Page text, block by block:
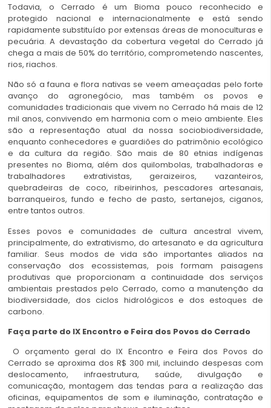
Todavia, o Cerrado é um Bioma pouco reconhecido e
protegido nacional e internacionalmente e está sendo
rapidamente substituído por extensas áreas de monoculturas e
pecuária. A devastação da cobertura vegetal do Cerrado já
chega a mais de 50% do território, comprometendo nascentes,
rios, riachos.
Não só a fauna e flora nativas se veem ameaçadas pelo forte
avanço do agronegócio, mas também os povos e
comunidades tradicionais que vivem no Cerrado há mais de 12
mil anos, convivendo em harmonia com o meio ambiente. Eles
são a representação atual da nossa sociobiodiversidade,
enquanto conhecedores e guardiões do patrimônio ecológico
e da cultura da região. São mais de 80 etnias indígenas
presentes no Bioma, além dos quilombolas, trabalhadoras e
trabalhadores extrativistas, geraizeiros, vazanteiros,
quebradeiras de coco, ribeirinhos, pescadores artesanais,
barranqueiros, fundo e fecho de pasto, sertanejos, ciganos,
entre tantos outros.
Esses povos e comunidades de cultura ancestral vivem,
principalmente, do extrativismo, do artesanato e da agricultura
familiar. Seus modos de vida são importantes aliados na
conservação dos ecossistemas, pois formam paisagens
produtivas que proporcionam a continuidade dos serviços
ambientais prestados pelo Cerrado, como a manutenção da
biodiversidade, dos ciclos hidrológicos e dos estoques de
carbono.
Faça parte do IX Encontro e Feira dos Povos do Cerrado
O orçamento geral do IX Encontro e Feira dos Povos do
Cerrado se aproxima dos R$ 300 mil, incluindo despesas com
deslocamento, infraestrutura, saúde, divulgação e
comunicação, montagem das tendas para a realização das
oficinas, equipamentos de som e iluminação, contratação e